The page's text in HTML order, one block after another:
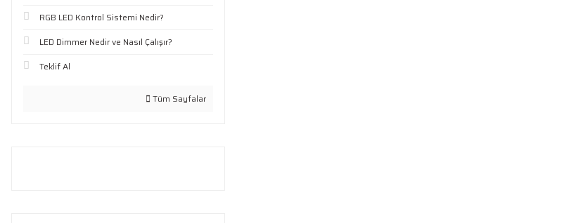
RGB LED Kontrol Sistemi Nedir?
LED Dimmer Nedir ve Nasıl Çalışır?
Teklif Al
Tüm Sayfalar